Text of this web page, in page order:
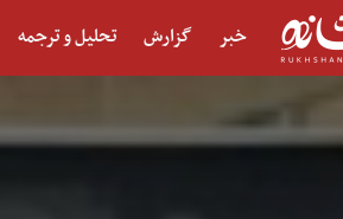
خبر گزارش تحلیل و ترجمه